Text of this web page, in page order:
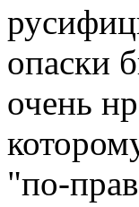
опаски
очень
"по-